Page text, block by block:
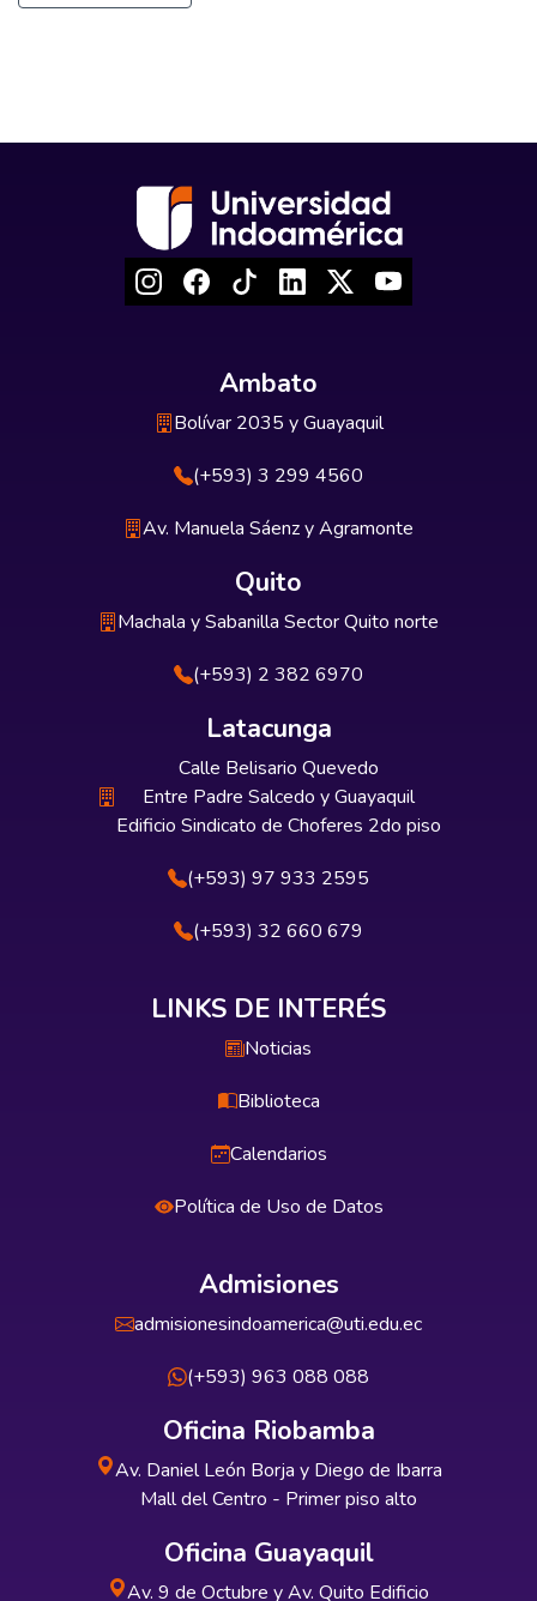
Ambato
Bolívar 2035 y Guayaquil
(+593) 3 299 4560
Av. Manuela Sáenz y Agramonte
Quito
Machala y Sabanilla Sector Quito norte
(+593) 2 382 6970
Latacunga
Calle Belisario Quevedo
Entre Padre Salcedo y Guayaquil
Edificio Sindicato de Choferes 2do piso
(+593) 97 933 2595
(+593) 32 660 679
LINKS DE INTERÉS
Noticias
Biblioteca
Calendarios
Política de Uso de Datos
Admisiones
admisionesindoamerica@uti.edu.ec
(+593) 963 088 088
Oficina Riobamba
Av. Daniel León Borja y Diego de Ibarra
Mall del Centro - Primer piso alto
Oficina Guayaquil
Av. 9 de Octubre y Av. Quito Edificio